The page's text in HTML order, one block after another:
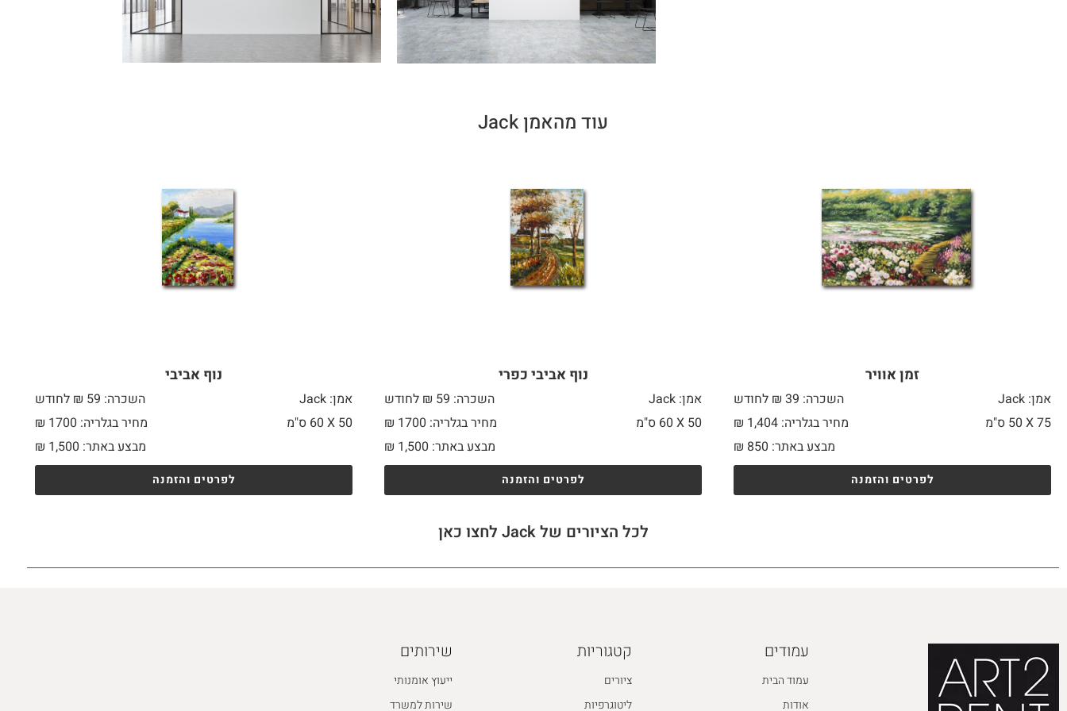
עוד מהאמן Jack
זמן אוויר
אמן: Jack
השכרה: 39 ₪ לחודש
75 X
מחיר בגלריה: 1,404 ₪
מבצע באתר:
₪ 850
לפרטים והזמנה
נוף אביבי כפרי
אמן: Jack
השכרה: 59 ₪ לחודש
50 X
מחיר בגלריה: 1700 ₪
מבצע באתר:
₪ 1,500
לפרטים והזמנה
נוף אביבי
אמן: Jack
השכרה: 59 ₪ לחודש
50 X
מחיר בגלריה: 1700 ₪
מבצע באתר:
₪ 1,500
לפרטים והזמנה
לכל הציורים של Jack לחצו כאן
עמודים
עמוד הבית
אודות
קטגוריות
ציורים
ליטוגרפיות
שירותים
ייעוץ אומנותי
שירות למשרד